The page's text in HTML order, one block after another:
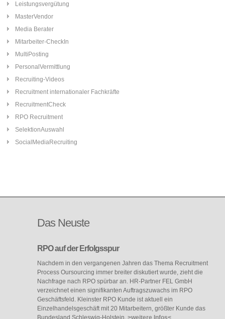
Leistungsvergütung
MasterVendor
Media Berater
Mitarbeiter-CheckIn
MultiPosting
PersonalVermittlung
Recruiting-Videos
Recruitment internationaler Fachkräfte
RecruitmentCheck
RPO Recruitment
SelektionAuswahl
SocialMediaRecruiting
Das Neuste
RPO auf der Erfolgsspur
Nachdem in den vergangenen Jahren das Thema Recruitment
Process Oursourcing immer breiter diskutiert wurde, zieht die
Nachfrage nach RPO spürbar an. HR-Partner FEL GmbH
verzeichnet einen signifikanten Auftragszuwachs im RPO
Geschäftsfeld. Kleinster RPO Kunde ist aktuell ein
Einzelhandelsgeschäft mit 20 Mitarbeitern, größter Kunde das
Bundesland Schleswig-Holstein.>weitere Infos<